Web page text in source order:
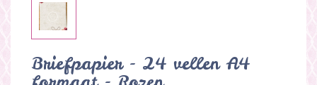
Briefpapier - 24 vellen A4